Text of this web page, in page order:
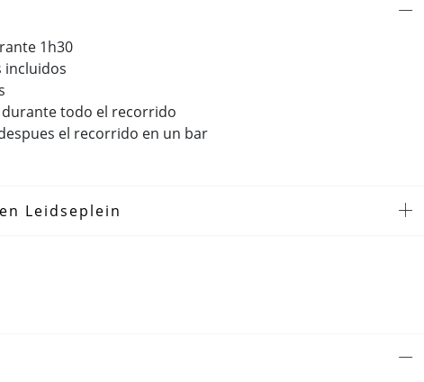
1h30
incluidos
todo el recorrido
el recorrido en un bar
Leidseplein